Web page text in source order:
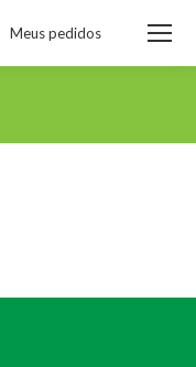
Meus pedidos